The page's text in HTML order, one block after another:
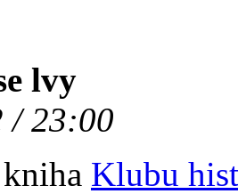
lvy
/ 23:00
Klubu